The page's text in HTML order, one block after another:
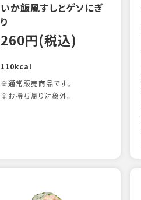
いか飯風すしとゲソにぎ
り
260円(税込)
110kcal
※通常販売商品です。
※お持ち帰り対象外。